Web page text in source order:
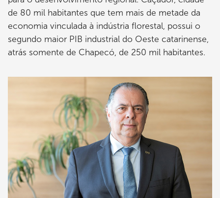
de 80 mil habitantes que tem mais de metade da
economia vinculada à indústria florestal, possui o
segundo maior PIB industrial do Oeste catarinense,
atrás somente de Chapecó, de 250 mil habitantes.